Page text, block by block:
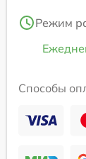
Режим
Способы